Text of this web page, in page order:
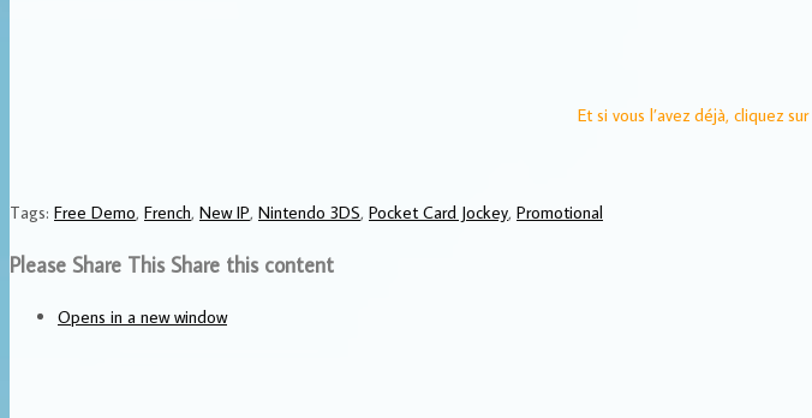
Et si vous l’avez déjà, cliquez sur
Tags: Free Demo, French, New IP, Nintendo 3DS, Pocket Card Jockey, Promotional
Please Share This Share this content
Opens in a new window